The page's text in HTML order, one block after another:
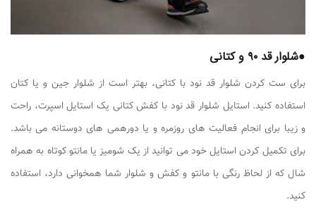
●شلوار قد ۹۰ و کتانی
برای ست کردن شلوار قد نود با کتانی، بهتر است از شلوار جین و یا کتان
استفاده کنید. استایل شلوار قد نود با کفش کتانی یک استایل اسپرت، راحت
و زیبا برای انجام فعالیت های روزمره و یا دورهمی های دوستانه می باشد.
برای تکمیل کردن استایل خود می توانید از یک شومیز یا مانتو کوتاه به همراه
شال که از لحاظ رنگی با مانتو و کفش و شلوار شما همخوانی دارد، استفاده
کنید.